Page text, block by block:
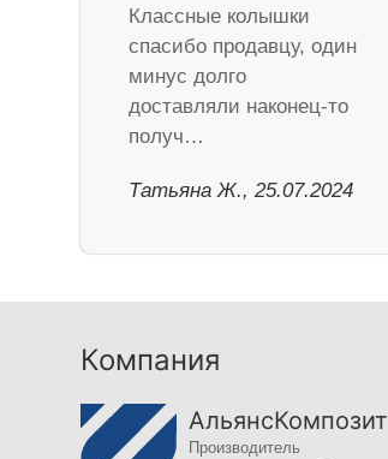
Классные колышки
спасибо продавцу, один
минус долго
доставляли наконец-то
получ…
Татьяна Ж., 25.07.2024
Компания
АльянсКомпозит
Производитель